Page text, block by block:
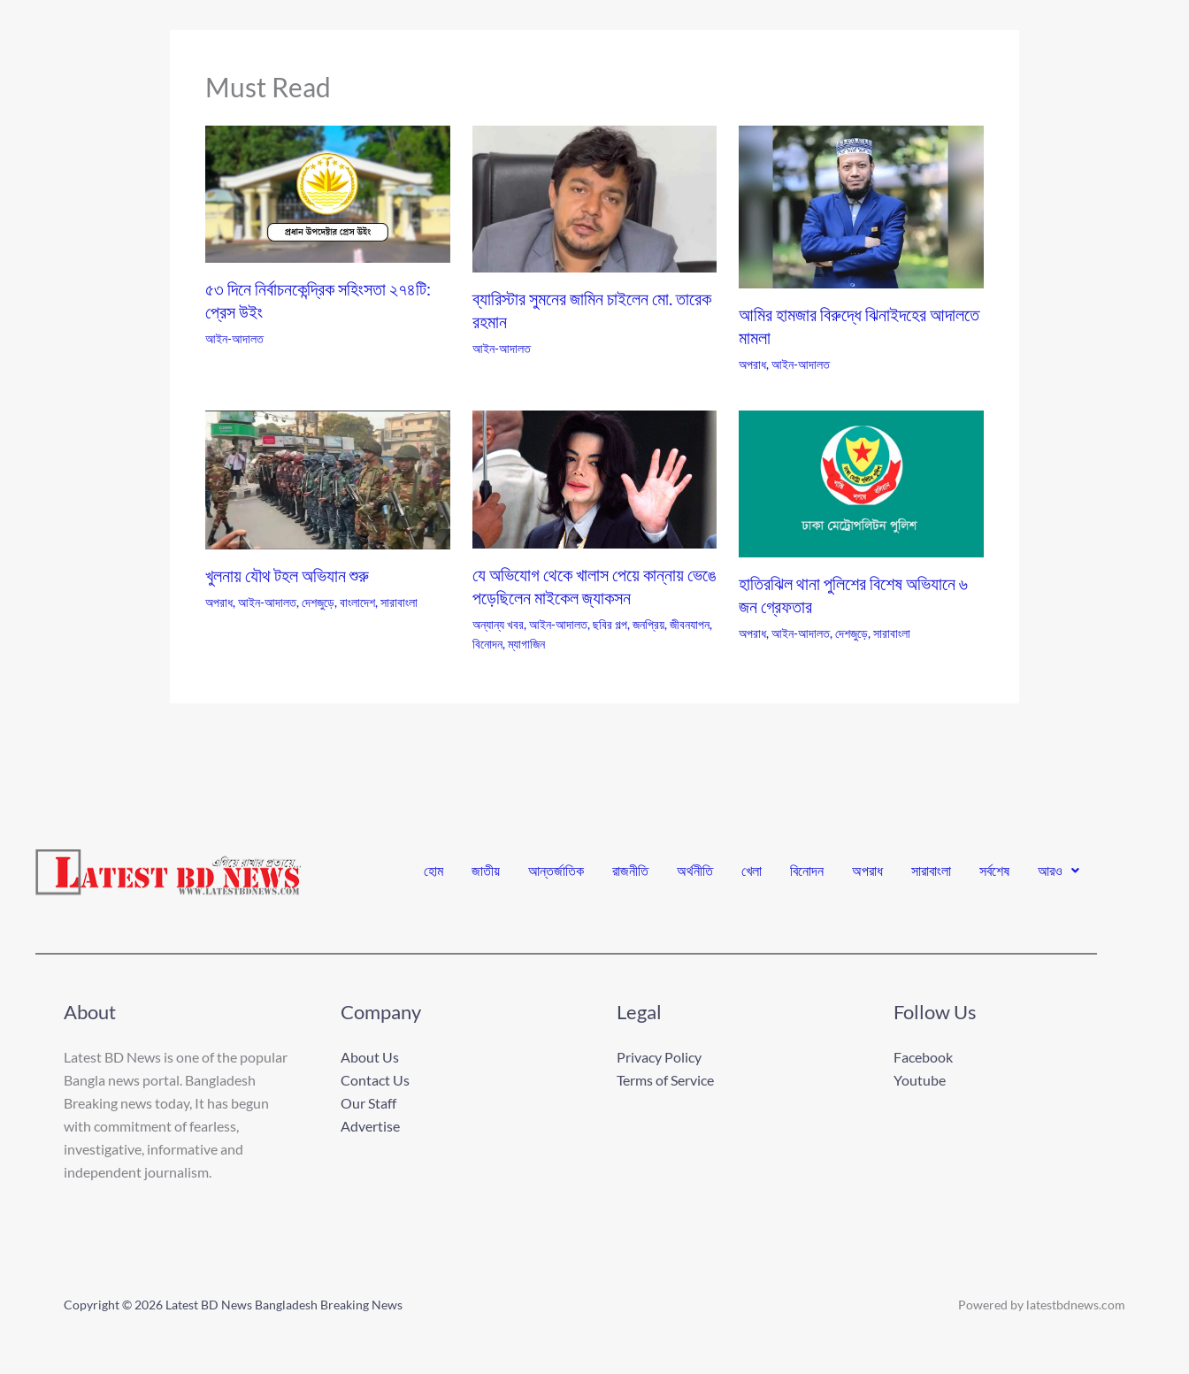
Must Read
৫৩ দিনে নির্বাচনকেন্দ্রিক সহিংসতা ২৭৪টি:
প্রেস উইং
আইন-আদালত
ব্যারিস্টার সুমনের জামিন চাইলেন মো. তারেক
রহমান
আইন-আদালত
আমির হামজার বিরুদ্ধে ঝিনাইদহের আদালতে
মামলা
অপরাধ,আইন-আদালত
খুলনায় যৌথ টহল অভিযান শুরু
অপরাধ,আইন-আদালত,দেশজুড়ে,বাংলাদেশ,সারাবাংলা
যে অভিযোগ থেকে খালাস পেয়ে কান্নায় ভেঙে
পড়েছিলেন মাইকেল জ্যাকসন
অন্যান্য খবর,আইন-আদালত,ছবির গল্প,জনপ্রিয়,জীবনযাপন,
বিনোদন,ম্যাগাজিন
হাতিরঝিল থানা পুলিশের বিশেষ অভিযানে ৬
জন গ্রেফতার
অপরাধ,আইন-আদালত,দেশজুড়ে,সারাবাংলা
হোম জাতীয় আন্তর্জাতিক রাজনীতি অর্থনীতি খেলা বিনোদন অপরাধ সারাবাংলা সর্বশেষ আরও
About
Latest BD News is one of the popular
Bangla news portal. Bangladesh
Breaking news today, It has begun
with commitment of fearless,
investigative, informative and
independent journalism.
Company
About Us
Contact Us
Our Staff
Advertise
Legal
Privacy Policy
Terms of Service
Follow Us
Facebook
Youtube
Copyright © 2026 Latest BD News Bangladesh Breaking News Powered by latestbdnews.com